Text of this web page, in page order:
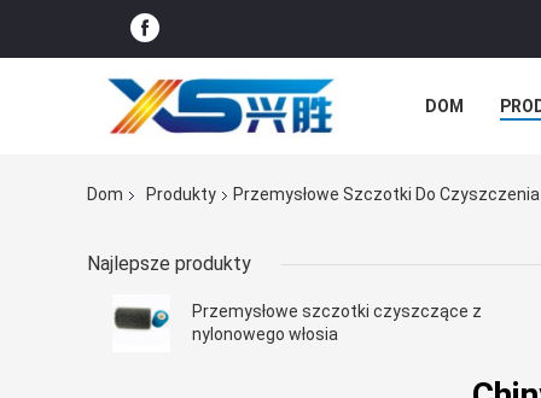
DOM
Dom
Produkty Przemysłowe Szczotki Do Czyszczenia
Najlepsze produkty
Przemysłowe szczotki czyszczące z
nylonowego włosia